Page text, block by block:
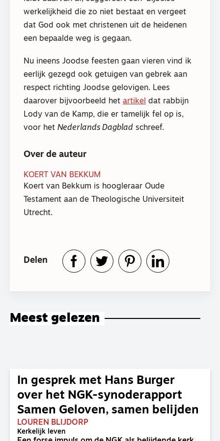
werkelijkheid die zo niet bestaat en vergeet
dat God ook met christenen uit de heidenen
een bepaalde weg is gegaan.
Nu ineens Joodse feesten gaan vieren vind ik
eerlijk gezegd ook getuigen van gebrek aan
respect richting Joodse gelovigen. Lees
daarover bijvoorbeeld het artikel dat rabbijn
Lody van de Kamp, die er tamelijk fel op is,
voor het Nederlands Dagblad schreef.
Over de auteur
KOERT VAN BEKKUM
Koert van Bekkum is hoogleraar Oude
Testament aan de Theologische Universiteit
Utrecht.
Delen
Meest gelezen
In gesprek met Hans Burger
over het NGK-synoderapport
Samen Geloven, samen belijden
LOUREN BLIJDORP
Kerkelijk leven